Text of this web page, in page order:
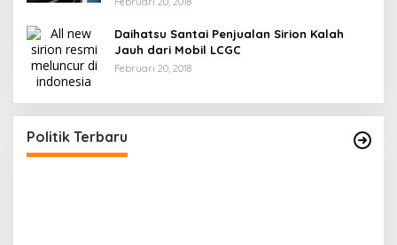
Daihatsu Santai Penjualan Sirion Kalah
Jauh dari Mobil LCGC
Februari 20, 2018
Politik Terbaru
Sebut Proses Tidak Sah Secara Prosedural
Di Banggai, Politik